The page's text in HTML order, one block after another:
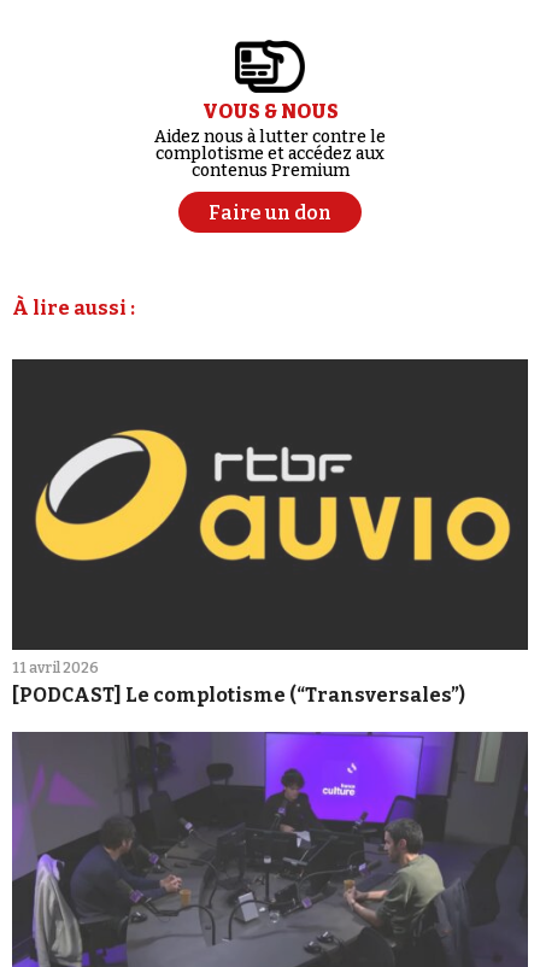
VOUS & NOUS
Aidez nous à lutter contre le
complotisme et accédez aux
contenus Premium
Faire un don
À lire aussi :
11 avril 2026
[PODCAST] Le complotisme (“Transversales”)